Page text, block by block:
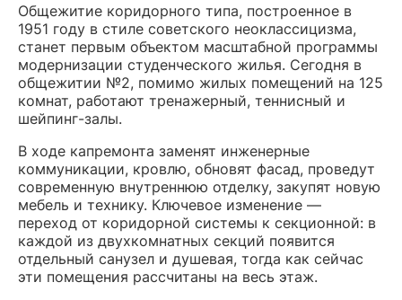
Общежитие коридорного типа, построенное в
1951 году в стиле советского неоклассицизма,
станет первым объектом масштабной программы
модернизации студенческого жилья. Сегодня в
общежитии №2, помимо жилых помещений на 125
комнат, работают тренажерный, теннисный и
шейпинг-залы.
В ходе капремонта заменят инженерные
коммуникации, кровлю, обновят фасад, проведут
современную внутреннюю отделку, закупят новую
мебель и технику. Ключевое изменение —
переход от коридорной системы к секционной: в
каждой из двухкомнатных секций появится
отдельный санузел и душевая, тогда как сейчас
эти помещения рассчитаны на весь этаж.